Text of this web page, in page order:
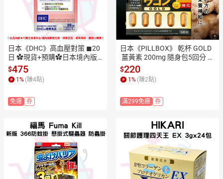
日本《DHC》高血壓對策 ◼20
日 ✿現貨+預購✿日本境內版
原裝代購🌸佑育生活館🌸
$475
1% (賺4點)
免運 券
日本《PILLBOX》 乾杯 GOLD
薑黃素 200mg 隨身包5回分 ✿
現貨+預購✿日本境內版原裝代
購🌸佑育生活館🌸
$220
1% (賺2點)
滿299免運 券